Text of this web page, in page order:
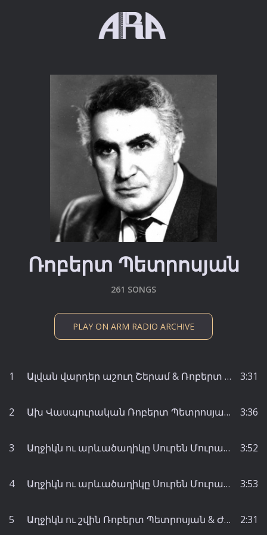
Ռոբերտ Պետրոսյան
261 SONGS
PLAY ON ARM RADIO ARCHIVE
1 Ալվան վարդեր աշուղ Շերամ & Ռոբերտ Պետրոսյան - Օֆելյա Համբարձումյան 3:31
2 Ախ Վասպուրական Ռոբերտ Պետրոսյան - Մանիկ Գրիգորյան 3:36
3 Աղջիկն ու արևածաղիկը Սուրեն Մուրադյան & Ռոբերտ Պետրոսյան & Յուրի Ղազարյան - Ռոբերտ Պետրոսյան 3:52
4 Աղջիկն ու արևածաղիկը Սուրեն Մուրադյան & Ռոբերտ Պետրոսյան & Յուրի Ղազարյան - Ռոբերտ Պետրոսյան 3:53
5 Աղջիկն ու շվին Ռոբերտ Պետրոսյան & Ժիրայր Ավետիսյան - Ռոբերտ Պետրոսյան 2:31